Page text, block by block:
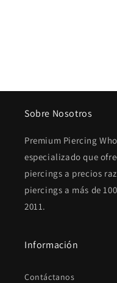
Sobre Nosotros
Premium Piercing
especializado que
piercings a precios
piercings a más de
2011.
Información
Contáctanos